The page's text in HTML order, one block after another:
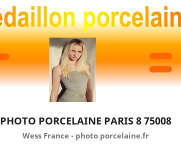
PHOTO PORCELAINE PARIS 8 75008
Wess France - photo porcelaine.fr